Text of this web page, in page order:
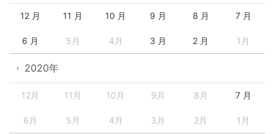
12 月 11 月 10 月 9 月 8 月 7 月
6 月 5月 4月 3 月 2 月 1月
2020年
12月 11月 10月 9月 8月 7 月
6月 5月 4月 3月 2月 1月